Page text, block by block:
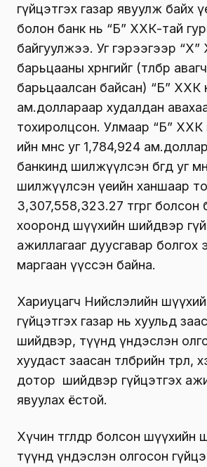
гүйцэтгэх газар явуулж байх
болон банк нь “Б” ХХК-тай
байгуулжээ. Уг гэрээгээр
барьцааны хөрөнгийг (төлбөр
барьцаалсан байсан) “Б” ХХК
ам.доллараар худалдан
тохиролцсон. Улмаар “Б”
ийн өмнөөс уг 1,784,924
банкинд шилжүүлсэн бөгөөд уг
шилжүүлсэн үеийн ханшаар
3,307,558,323.27 төгрөг
хооронд шүүхийн шийдвэр
ажиллагааг дуусгавар болгох
маргаан үүссэн байна.
Хариуцагч Нийслэлийн
гүйцэтгэх газар нь хуульд
шийдвэр, түүнд үндэслэн
хуудаст заасан төлбөрийн
дотор шийдвэр гүйцэтгэх
явуулах ёстой.
Хүчин төгөлдөр болсон
түүнд үндэслэн олгосон